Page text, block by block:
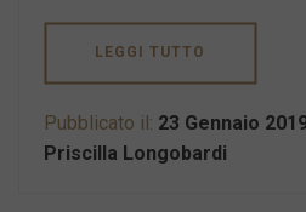
LEGGI TUTTO
Pubblicato il: 23 Gennaio
Priscilla Longobardi